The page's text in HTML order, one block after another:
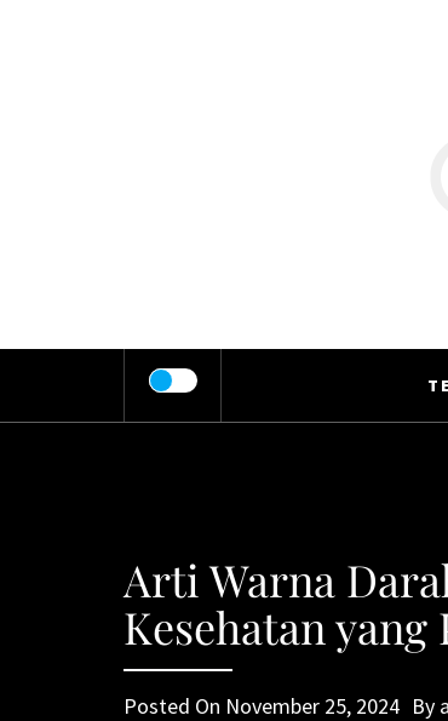
Arti Warna
Kesehatan
Posted On November 25, 2024 By